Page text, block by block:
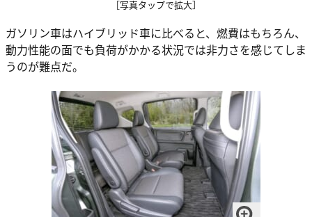
［写真タップで拡大］
ガソリン車はハイブリッド車に比べると、燃費はもちろん、
動力性能の面でも負荷がかかる状況では非力さを感じてしま
うのが難点だ。